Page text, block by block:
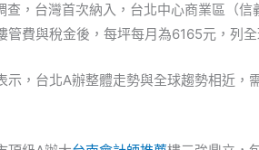
查，台灣首次納入，台北中心商業區（
管費與稅金後，每坪每月為6165元，列
示，台北A辦整體走勢與全球趨勢相近，